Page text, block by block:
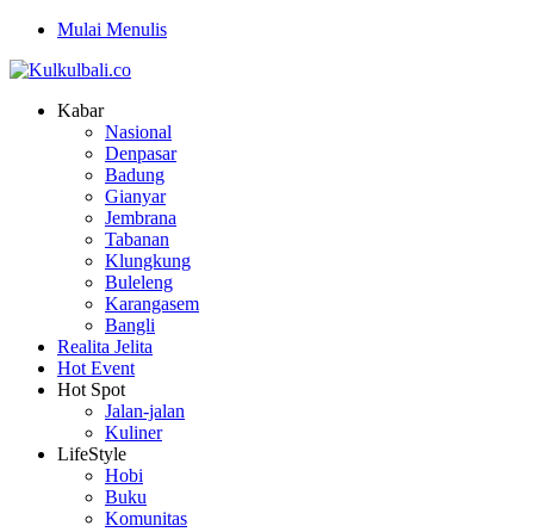
Mulai Menulis
Kabar
Nasional
Denpasar
Badung
Gianyar
Jembrana
Tabanan
Klungkung
Buleleng
Karangasem
Bangli
Realita Jelita
Hot Event
Hot Spot
Jalan-jalan
Kuliner
LifeStyle
Hobi
Buku
Komunitas